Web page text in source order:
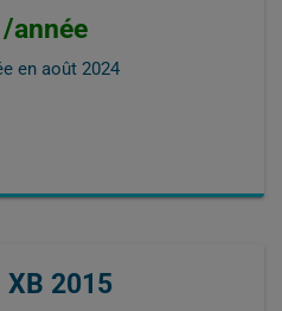
année
en août 2024
XB 2015